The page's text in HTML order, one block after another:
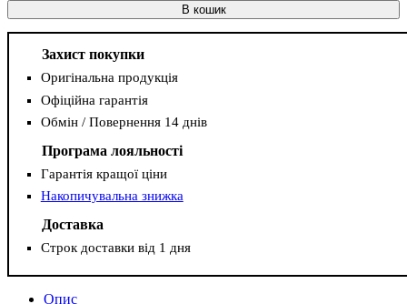
В кошик
Захист покупки
Оригінальна продукція
Офіційна гарантія
Обмін / Повернення 14 днів
Програма лояльності
Гарантія кращої ціни
Накопичувальна знижка
Доставка
Строк доставки від 1 дня
Опис